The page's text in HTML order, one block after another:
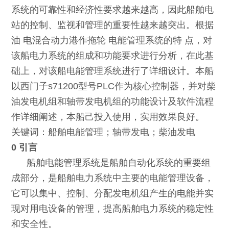
系统的可靠性和经济性要求越来越高，因此船舶电
站的控制、监视和管理的重要性越来越突出。根据
油 电混合动力港作拖轮 电能管理系统的特 点，对
该船电力系统的组成和功能要求进行分析，在此基
础上，对该船电能管理系统进行了详细设计。本船
以西门子s71200型号PLC作为核心控制器，并对柴
油发电机组和轴带发电机组的功能设计及软件流程
作详细阐述，本船己投入使用，实用效果良好。
关键词：船舶电能管理；轴带发电；柴油发电
0 引言
船舶电能管理系统是船舶自动化系统的重要组
成部分，是船舶电力系统中主要的电能管理设备，
它可以集中、控制、分配发电机组产生的电能并实
现对用电设备的管理，提高船舶电力系统的稳定性
和安全性。